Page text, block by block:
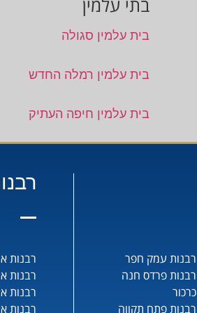
בתי עלמין
בית עלמין סגולה
בית עלמין רמלה החדש
בית עלמין חיפה העתיק
רבנות עמק חפר
רבנות פרדס חנה
כרכור
רבנות פתח תקווה
רבנות
רבנות
רבנות
רבנות